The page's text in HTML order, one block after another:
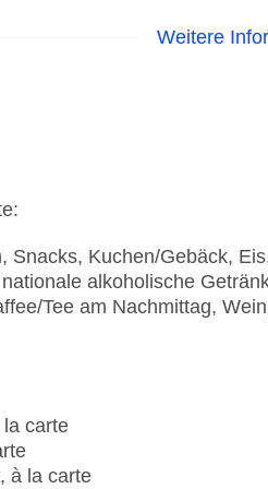
Weitere
Snacks, Kuchen/Gebäck,
alkoholische
Tee am Nachmittag,
carte
à la carte